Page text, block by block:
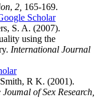
, 2, 165-169.
Scholar
S. A. (2007).
using the
International Journal
R K. (2001).
Joumal of Sex Research,